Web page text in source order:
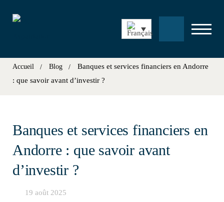
Accueil Blog
Banques et services financiers en Andorre
: que savoir avant d’investir ?
Banques et services financiers en
Andorre : que savoir avant
d’investir ?
19 août 2025